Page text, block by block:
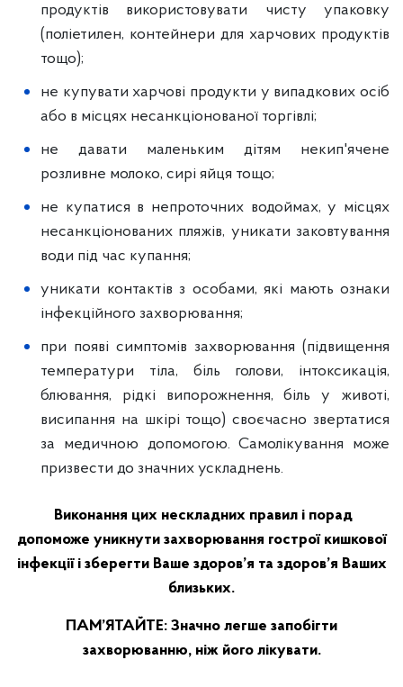
продуктів використовувати чисту упаковку
(поліетилен, контейнери для харчових продуктів
тощо);
не купувати харчові продукти у випадкових осіб
або в місцях несанкціонованої торгівлі;
не давати маленьким дітям некип'ячене
розливне молоко, сирі яйця тощо;
не купатися в непроточних водоймах, у місцях
несанкціонованих пляжів, уникати заковтування
води під час купання;
уникати контактів з особами, які мають ознаки
інфекційного захворювання;
при появі симптомів захворювання (підвищення
температури тіла, біль голови, інтоксикація,
блювання, рідкі випорожнення, біль у животі,
висипання на шкірі тощо) своєчасно звертатися
за медичною допомогою. Самолікування може
призвести до значних ускладнень.
Виконання цих нескладних правил і порад
допоможе уникнути захворювання гострої кишкової
інфекції і зберегти Ваше здоров’я та здоров’я Ваших
близьких.
ПАМ’ЯТАЙТЕ: Значно легше запобігти
захворюванню, ніж його лікувати.